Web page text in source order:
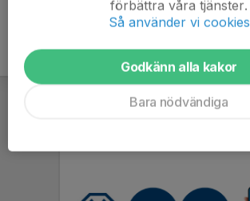
förbättra våra tjänster.
Så använder vi cookies
Godkänn alla kakor
Bara nödvändiga